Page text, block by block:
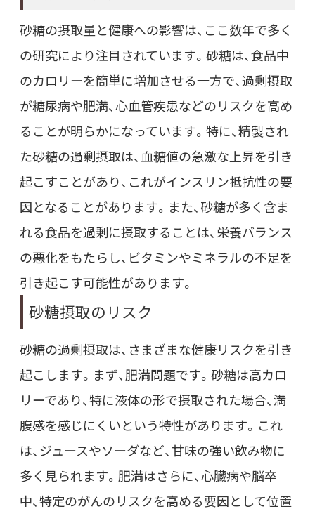
砂糖の摂取量と健康への影響は、ここ数年で多く
の研究により注目されています。砂糖は、食品中
のカロリーを簡単に増加させる一方で、過剰摂取
が糖尿病や肥満、心血管疾患などのリスクを高め
ることが明らかになっています。特に、精製され
た砂糖の過剰摂取は、血糖値の急激な上昇を引き
起こすことがあり、これがインスリン抵抗性の要
因となることがあります。また、砂糖が多く含ま
れる食品を過剰に摂取することは、栄養バランス
の悪化をもたらし、ビタミンやミネラルの不足を
引き起こす可能性があります。
砂糖摂取のリスク
砂糖の過剰摂取は、さまざまな健康リスクを引き
起こします。まず、肥満問題です。砂糖は高カロ
リーであり、特に液体の形で摂取された場合、満
腹感を感じにくいという特性があります。これ
は、ジュースやソーダなど、甘味の強い飲み物に
多く見られます。肥満はさらに、心臓病や脳卒
中、特定のがんのリスクを高める要因として位置